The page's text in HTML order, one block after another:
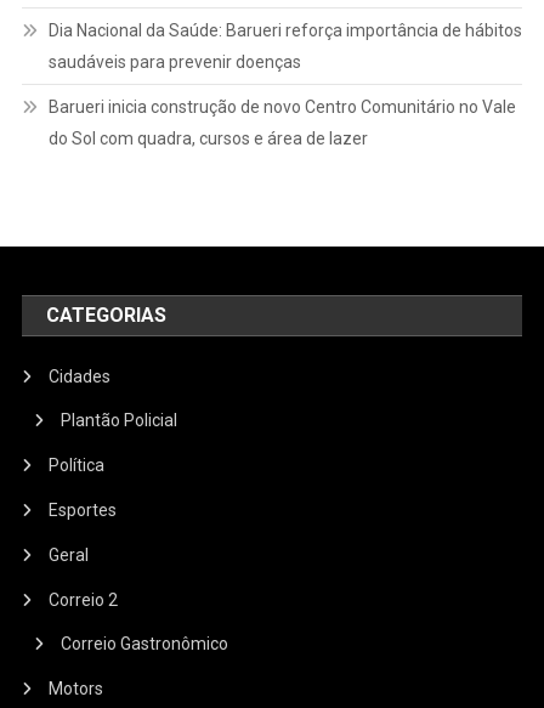
Dia Nacional da Saúde: Barueri reforça importância de hábitos
saudáveis para prevenir doenças
Barueri inicia construção de novo Centro Comunitário no Vale
do Sol com quadra, cursos e área de lazer
CATEGORIAS
Cidades
Plantão Policial
Política
Esportes
Geral
Correio 2
Correio Gastronômico
Motors